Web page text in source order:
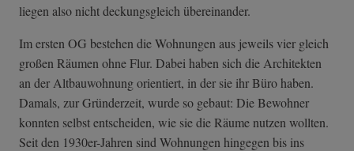
liegen also nicht deckungsgleich übereinander.
Im ersten OG bestehen die Wohnungen aus jeweils vier gleich
großen Räumen ohne Flur. Dabei haben sich die Architekten
an der Altbauwohnung orientiert, in der sie ihr Büro haben.
Damals, zur Gründerzeit, wurde so gebaut: Die Bewohner
konnten selbst entscheiden, wie sie die Räume nutzen wollten.
Seit den 1930er-Jahren sind Wohnungen hingegen bis ins